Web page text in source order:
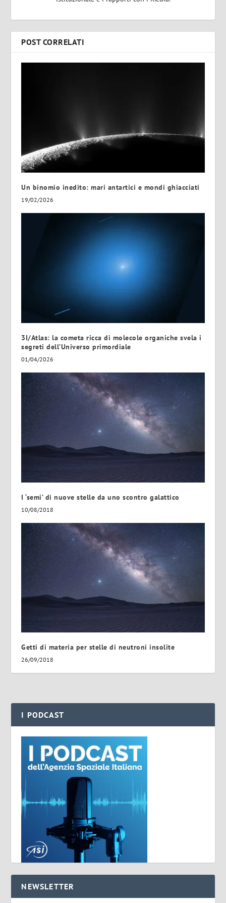
POST CORRELATI
Un binomio inedito: mari antartici e mondi ghiacciati
19/02/2026
3I/Atlas: la cometa ricca di molecole organiche svela i
segreti dell’Universo primordiale
01/04/2026
I ‘semi’ di nuove stelle da uno scontro galattico
10/08/2018
Getti di materia per stelle di neutroni insolite
26/09/2018
I PODCAST
NEWSLETTER